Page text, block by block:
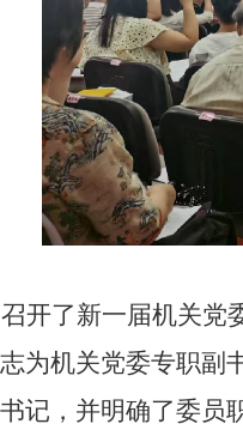
开了新一届机关
为机关党委专职
记，并明确了委员